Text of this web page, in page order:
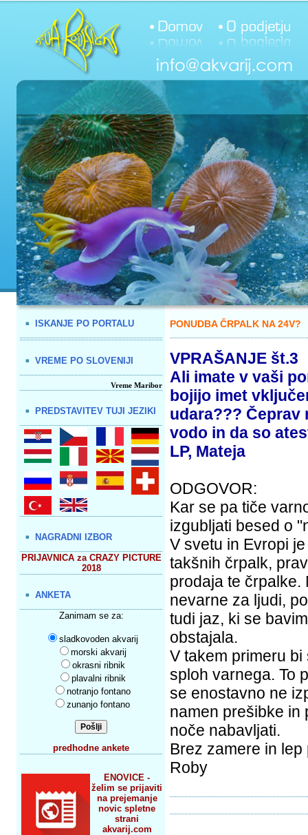
ISKANJE PO PORTALU
VREME PO SLOVENIJI
Vreme Maribor
PREDSTAVITEV TUJI JEZIKI
NAGRADNI IZBOR
PRIJAVNICA za CRAZY PICTURE
2018
ANKETA
Zanimam se za:
sladkovoden akvarij
morski akvarij
okrasni ribnik
plavalni ribnik
notranjo fontano
zunanjo fontano
predhodne ankete
ENOVICE -
želim se prijaviti
na prejemanje
novic spletne
strani
akvarij.com
PONUDBA ČRPALK NA 24V?
VPRAŠANJE št.3
Ali imate v vaši
bojijo imet
udara??? Čeprav
vodo in da so
LP, Mateja
ODGOVOR:
Kar se pa tiče
izgubljati besed o
V svetu in Evropi
takšnih črpalk,
prodaja te črpalke.
nevarne za ljudi,
tudi jaz, ki se
obstajala.
V takem primeru
sploh varnega. To
se enostavno ne
namen prešibke in
noče nabavljati.
Brez zamere in lep
Roby